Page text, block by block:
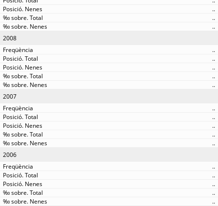
..
..
..
2008
..
..
..
..
..
2007
..
..
..
..
..
2006
..
..
..
..
..